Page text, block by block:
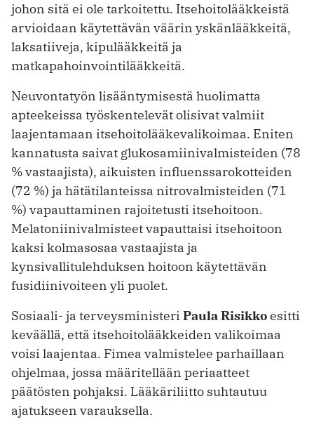
johon sitä ei ole tarkoitettu. Itsehoitolääkkeistä
arvioidaan käytettävän väärin yskänlääkkeitä,
laksatiiveja, kipulääkkeitä ja
matkapahoinvointilääkkeitä.
Neuvontatyön lisääntymisestä huolimatta
apteekeissa työskentelevät olisivat valmiit
laajentamaan itsehoitolääkevalikoimaa. Eniten
kannatusta saivat glukosamiinivalmisteiden (78
% vastaajista), aikuisten influenssarokotteiden
(72 %) ja hätätilanteissa nitrovalmisteiden (71
%) vapauttaminen rajoitetusti itsehoitoon.
Melatoniinivalmisteet vapauttaisi itsehoitoon
kaksi kolmasosaa vastaajista ja
kynsivallitulehduksen hoitoon käytettävän
fusidiinivoiteen yli puolet.
Sosiaali- ja terveysministeri Paula Risikkoesitti
keväällä, että itsehoitolääkkeiden valikoimaa
voisi laajentaa. Fimea valmistelee parhaillaan
ohjelmaa, jossa määritellään periaatteet
päätösten pohjaksi. Lääkäriliitto suhtautuu
ajatukseen varauksella.